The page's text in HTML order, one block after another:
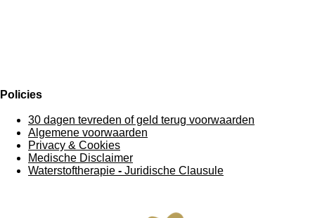
Policies
30 dagen tevreden of geld terug voorwaarden
Algemene voorwaarden
Privacy & Cookies
Medische Disclaimer
Waterstoftherapie - Juridische Clausule